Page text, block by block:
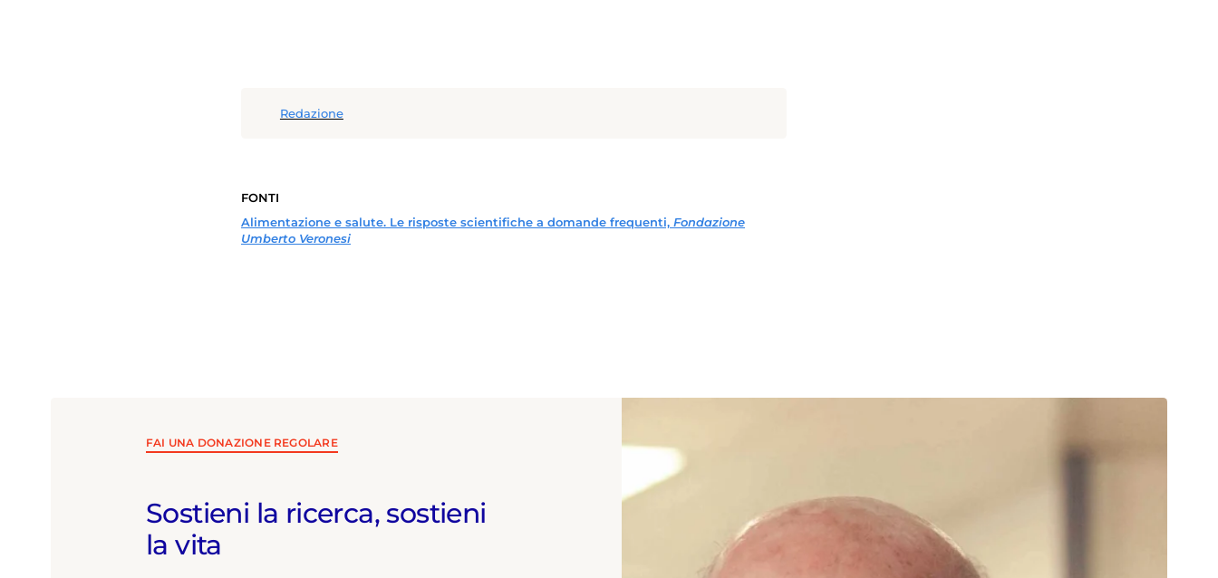
Redazione
FONTI
Alimentazione e salute. Le risposte scientifiche a domande frequenti, Fondazione
Umberto Veronesi
FAI UNA DONAZIONE REGOLARE
Sostieni la ricerca, sostieni
la vita